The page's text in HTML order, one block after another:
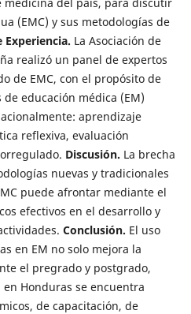
(EMC) y sus metodologías de
Experiencia. La Asociación de
realizó un panel de expertos
de EMC, con el propósito de
educación médica (EM)
aprendizaje
reflexiva, evaluación
Discusión. La brecha
nuevas y tradicionales
puede afrontar mediante el
efectivos en el desarrollo y
Conclusión. El uso
en EM no solo mejora la
el pregrado y postgrado,
en Honduras se encuentra
de capacitación, de